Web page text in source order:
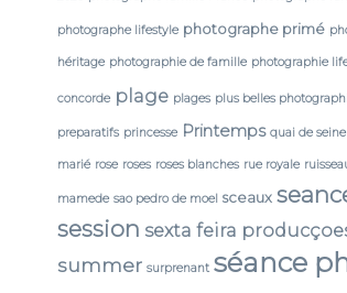
photographe lifestyle photographe primé
héritage photographie de famille photographie
concorde plage plages plus belles
preparatifs princesse Printemps quai de seine
marié rose roses roses blanches rue royale
mamede sao pedro de moel sceaux
session sexta feira
summer surprenant séance